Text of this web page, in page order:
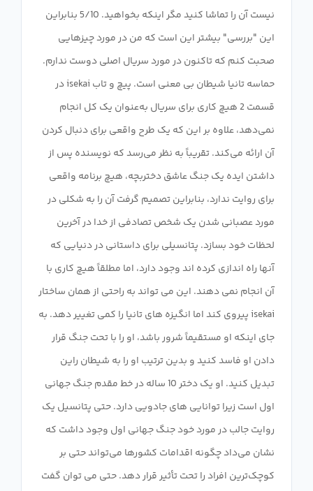
نیست آن را تماشا کنید مگر اینکه بخواهید. 5/10 بنابراین
این "بررسی" بیشتر این است که من در مورد چیزهایی
صحبت کنم که تاکنون در مورد سریال اصلی دوست ندارم.
حماسه تانیا شیطان بی معنی است. پیچ و تاب isekai در
قسمت 2 هیچ کاری برای سریال به‌عنوان یک کل انجام
نمی‌دهد، علاوه بر این که یک طرح واقعی برای دنبال کردن
آن ارائه می‌کند. تقریباً به نظر می‌رسد که نویسنده پس از
داشتن ایده یک جنگ عاشق دختربچه، هیچ برنامه واقعی
برای روایت ندارد، بنابراین تصمیم گرفت آن را به شکلی در
مورد عصبانی شدن یک شخص تصادفی از خدا در آخرین
لحظات خود بسازد. پتانسیلی برای داستانی در دنیایی که
آنها راه اندازی کرده اند وجود دارد، اما مطلقاً هیچ کاری با
آن انجام نمی دهند. این می تواند به راحتی از همان ساختار
isekai پیروی کند اما انگیزه های تانیا را کمی تغییر دهد. به
جای اینکه او مستقیماً شرور باشد، او را با تحت جنگ قرار
دادن او فاسد کنید و بدین ترتیب او را به شیطان راین
تبدیل کنید. او یک دختر 10 ساله در خط مقدم جنگ جهانی
اول است زیرا توانایی های جادویی دارد. حتی پتانسیل یک
روایت جالب در مورد خود جنگ جهانی اول وجود داشت که
نشان می‌داد چگونه اقدامات کشورها می‌تواند حتی بر
کوچک‌ترین افراد را تحت تأثیر قرار دهد. حتی می توان گفت